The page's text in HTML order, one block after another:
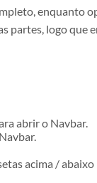
enquanto
partes, logo que
abrir o Navbar.
acima /